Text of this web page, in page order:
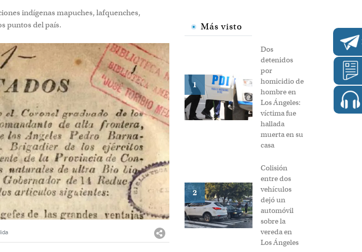
indígenas mapuches, lafquenches,
puntos del país.
Más visto
1
Dos
detenidos
por
homicidio de
hombre en
Los Ángeles:
víctima fue
hallada
muerta en su
casa
2
Colisión
entre dos
vehículos
dejó un
automóvil
sobre la
vereda en
Los Ángeles